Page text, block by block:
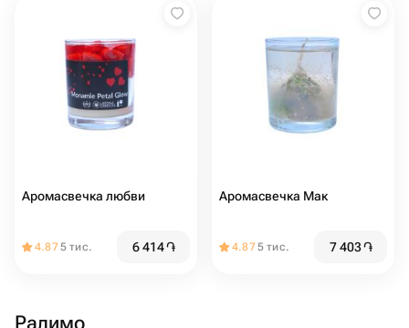
Аромасвечка любви
4.875 тис. 6 414֏
Аромасвечка Мак
4.875 тис. 7 403֏
Радимо